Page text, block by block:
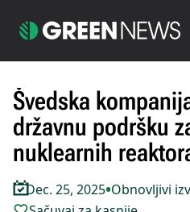
Švedska
državnu podršku
nuklearnih
Dec. 25, 2025•Obnovljivi